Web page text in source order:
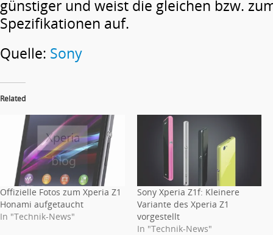
günstiger und weist die gleichen bzw.
Spezifikationen auf.
Quelle: Sony
Related
Offizielle Fotos zum Xperia Z1
Honami aufgetaucht
In "Technik-News"
Sony Xperia Z1f: Kleinere
Variante des Xperia Z1
vorgestellt
In "Technik-News"